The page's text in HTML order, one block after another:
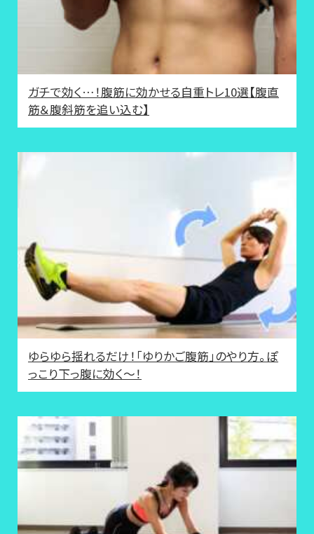
ガチで効く…！腹筋に効かせる自重トレ10選【腹直
筋＆腹斜筋を追い込む】
ゆらゆら揺れるだけ！「ゆりかご腹筋」のやり方。ぽ
っこり下っ腹に効く～！